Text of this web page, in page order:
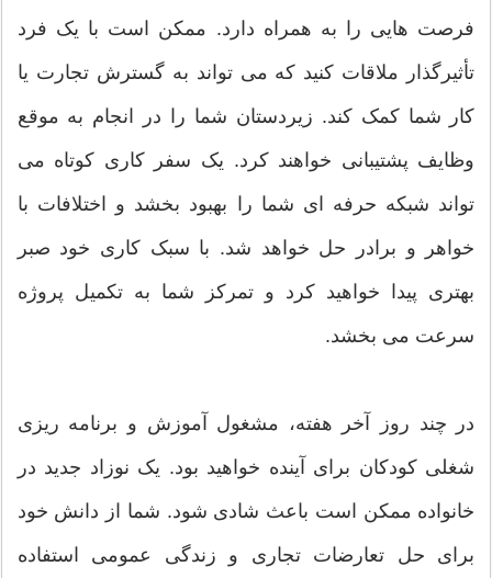
فرصت هایی را به همراه دارد. ممکن است با یک فرد
تأثیرگذار ملاقات کنید که می تواند به گسترش تجارت یا
کار شما کمک کند. زیردستان شما را در انجام به موقع
وظایف پشتیبانی خواهند کرد. یک سفر کاری کوتاه می
تواند شبکه حرفه ای شما را بهبود بخشد و اختلافات با
خواهر و برادر حل خواهد شد. با سبک کاری خود صبر
بهتری پیدا خواهید کرد و تمرکز شما به تکمیل پروژه
سرعت می بخشد.
در چند روز آخر هفته، مشغول آموزش و برنامه ریزی
شغلی کودکان برای آینده خواهید بود. یک نوزاد جدید در
خانواده ممکن است باعث شادی شود. شما از دانش خود
برای حل تعارضات تجاری و زندگی عمومی استفاده